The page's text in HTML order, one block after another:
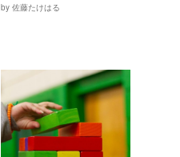
by 佐藤たけはる